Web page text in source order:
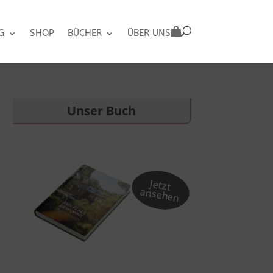
SHOP BÜCHER ÜBER UNS
Unser Buch